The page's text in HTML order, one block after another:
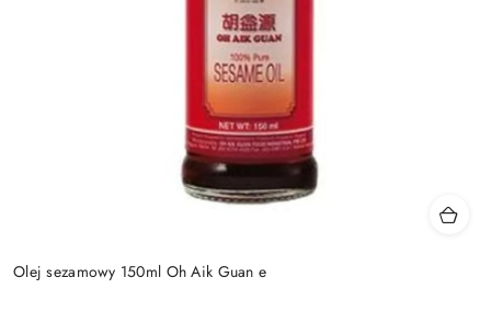
Olej sezamowy 150ml Oh Aik Guan e